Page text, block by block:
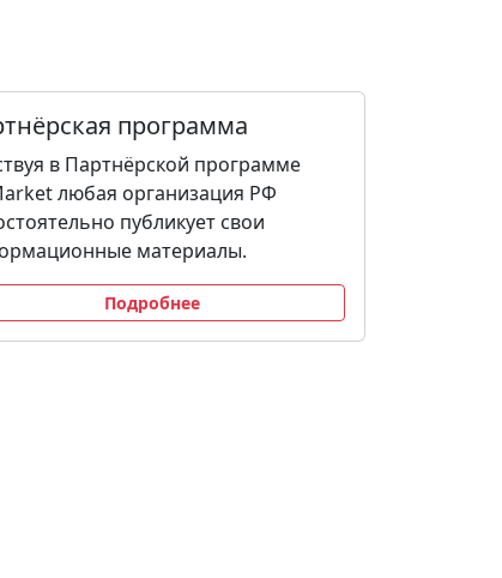
программа
в Партнёрской программе
любая организация РФ
публикует свои
материалы.
Подробнее